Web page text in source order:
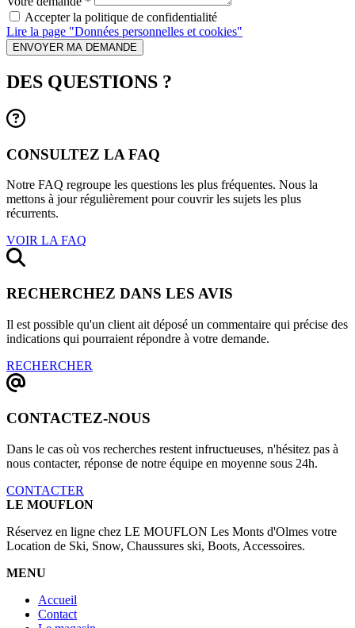
Accepter la politique de confidentialité
Lire la page "Données personnelles et cookies"
ENVOYER MA DEMANDE
DES QUESTIONS ?
CONSULTEZ LA FAQ
Notre FAQ regroupe les questions les plus fréquentes. Nous la
mettons à jour régulièrement pour couvrir les sujets les plus
récurrents.
VOIR LA FAQ
RECHERCHEZ DANS LES AVIS
Il est possible qu'un client ait déposé un commentaire qui précise des
indications qui pourraient répondre à votre demande.
RECHERCHER
CONTACTEZ-NOUS
Dans le cas où vos recherches restent infructueuses, n'hésitez pas à
nous contacter, réponse de notre équipe en moyenne sous 24h.
CONTACTER
LE MOUFLON
Réservez en ligne chez LE MOUFLON Les Monts d'Olmes votre
Location de Ski, Snow, Chaussures ski, Boots, Accessoires.
MENU
Accueil
Contact